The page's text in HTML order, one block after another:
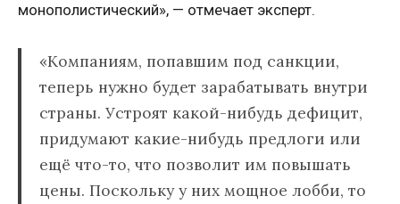
монополистический», — отмечает эксперт.
«Компаниям, попавшим под санкции,
теперь нужно будет зарабатывать внутри
страны. Устроят какой-нибудь дефицит,
придумают какие-нибудь предлоги или
ещё что-то, что позволит им повышать
цены. Поскольку у них мощное лобби, то